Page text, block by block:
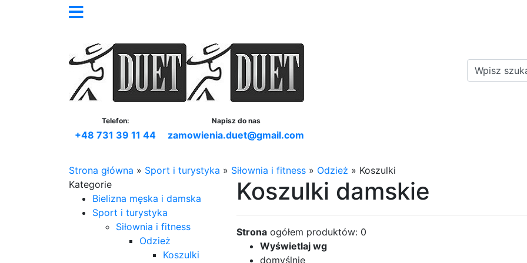
Telefon:
+48 731 39 11 44
Napisz do nas
zamowienia.duet@gmail.com
Strona główna » Sport i turystyka » Siłownia i fitness » Odzież » Koszulki
Kategorie
Bielizna męska i damska
Sport i turystyka
Siłownia i fitness
Odzież
Koszulki
Koszulki damskie
Strona ogółem produktów: 0
Wyświetlaj wg
domyślnie